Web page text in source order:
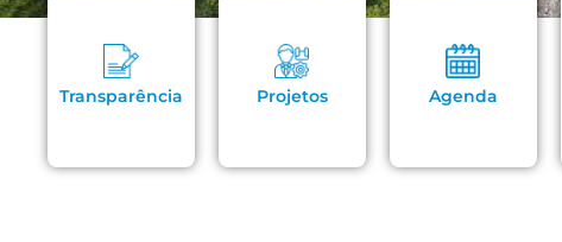
Transparência Projetos Agenda